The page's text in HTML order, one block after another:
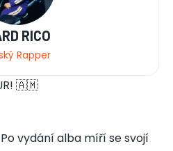
RICO
Rapper
🇦🇲
vydání alba míří se svojí